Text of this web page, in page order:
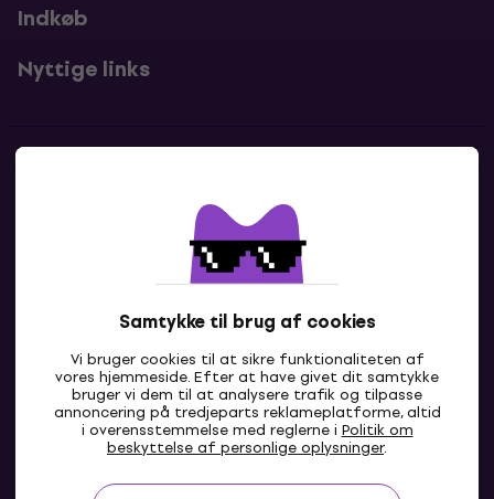
Samtykke til brug af cookies
Vi bruger cookies til at sikre funktionaliteten af
vores hjemmeside. Efter at have givet dit samtykke
bruger vi dem til at analysere trafik og tilpasse
annoncering på tredjeparts reklameplatforme, altid
i overensstemmelse med reglerne i Politik om
beskyttelse af personlige oplysninger.
Indkøb
Nyttige links
Kontakt os
DK